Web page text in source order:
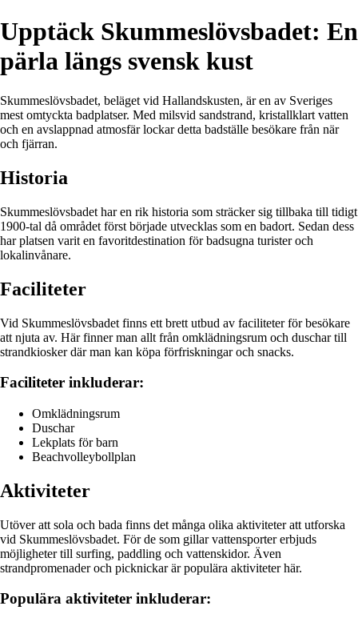
Upptäck Skummeslövsbadet: En
pärla längs svensk kust
Skummeslövsbadet, beläget vid Hallandskusten, är en av Sveriges
mest omtyckta badplatser. Med milsvid sandstrand, kristallklart vatten
och en avslappnad atmosfär lockar detta badställe besökare från när
och fjärran.
Historia
Skummeslövsbadet har en rik historia som sträcker sig tillbaka till tidigt
1900-tal då området först började utvecklas som en badort. Sedan dess
har platsen varit en favoritdestination för badsugna turister och
lokalinvånare.
Faciliteter
Vid Skummeslövsbadet finns ett brett utbud av faciliteter för besökare
att njuta av. Här finner man allt från omklädningsrum och duschar till
strandkiosker där man kan köpa förfriskningar och snacks.
Faciliteter inkluderar:
Omklädningsrum
Duschar
Lekplats för barn
Beachvolleybollplan
Aktiviteter
Utöver att sola och bada finns det många olika aktiviteter att utforska
vid Skummeslövsbadet. För de som gillar vattensporter erbjuds
möjligheter till surfing, paddling och vattenskidor. Även
strandpromenader och picknickar är populära aktiviteter här.
Populära aktiviteter inkluderar: